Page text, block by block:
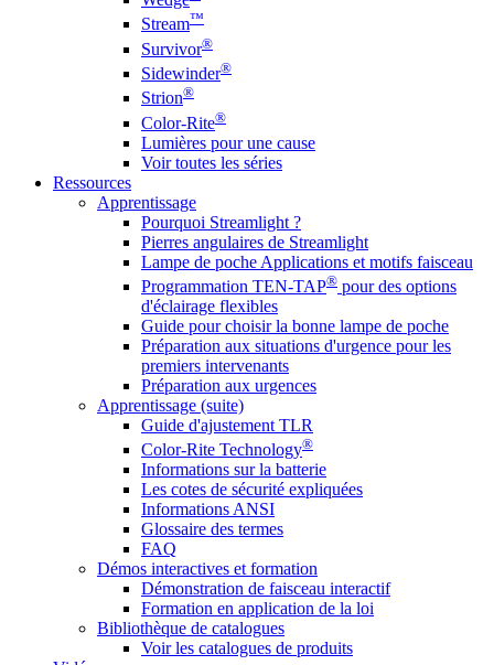
Stream™
Survivor®
Sidewinder®
Strion®
Color-Rite®
Lumières pour une cause
Voir toutes les séries
Ressources
Apprentissage
Pourquoi Streamlight ?
Pierres angulaires de Streamlight
Lampe de poche Applications et motifs faisceau
Programmation TEN-TAP® pour des options
d'éclairage flexibles
Guide pour choisir la bonne lampe de poche
Préparation aux situations d'urgence pour les
premiers intervenants
Préparation aux urgences
Apprentissage (suite)
Guide d'ajustement TLR
Color-Rite Technology®
Informations sur la batterie
Les cotes de sécurité expliquées
Informations ANSI
Glossaire des termes
FAQ
Démos interactives et formation
Démonstration de faisceau interactif
Formation en application de la loi
Bibliothèque de catalogues
Voir les catalogues de produits